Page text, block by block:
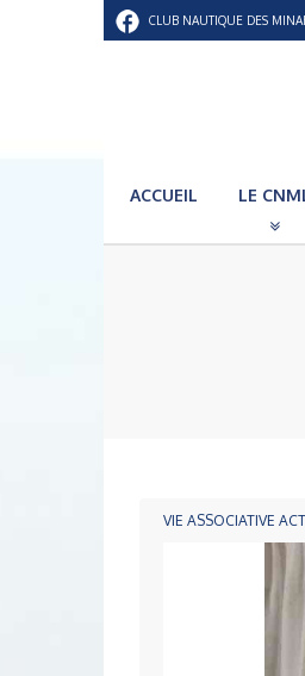
CLUB NAUTIQUE DES
ACCUEIL LE
VIE ASSOCIATIVE